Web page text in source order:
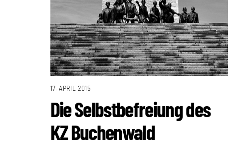
17. APRIL 2015
Die Selbstbefreiung des
KZ Buchenwald